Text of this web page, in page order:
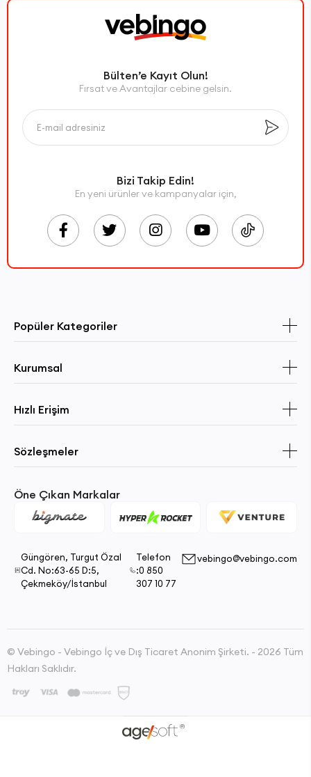
Bülten’e Kayıt Olun!
Fırsat ve Avantajlar cebine gelsin.
Bizi Takip Edin!
En yeni ürünler ve kampanyalar için,
Popüler Kategoriler
Kurumsal
Hızlı Erişim
Sözleşmeler
Öne Çıkan Markalar
Güngören, Turgut Özal
Cd. No:63-65 D:5,
Çekmeköy/İstanbul
Telefon
:0 850
307 10 77
vebingo@vebingo.com
© Vebingo - Vebingo İç ve Dış Ticaret Anonim Şirketi. - 2026 Tüm
Hakları Saklıdır.